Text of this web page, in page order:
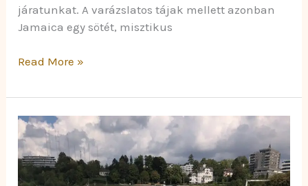
járatunkat. A varázslatos tájak mellett azonban
Jamaica egy sötét, misztikus
Read More »
Egy
Felejthetetlen
Nap
Svájc